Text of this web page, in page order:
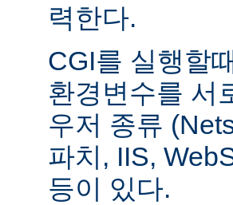
력한다.
CGI를 실행할
환경변수를 서
우저 종류
파치, IIS,
등이 있다.